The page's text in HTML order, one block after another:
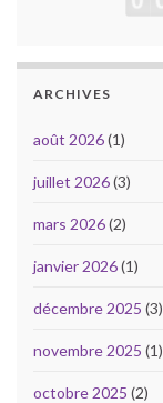
ARCHIVES
août 2026(1)
juillet 2026(3)
mars 2026(2)
janvier 2026(1)
décembre 2025 (3)
novembre 2025 (1)
octobre 2025 (2)